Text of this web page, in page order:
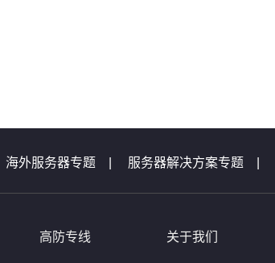
海外服务器专题 服务器解决方案专题
| 全球云主机专题 | 服务器专题汇总 |
高防专线 关于我们